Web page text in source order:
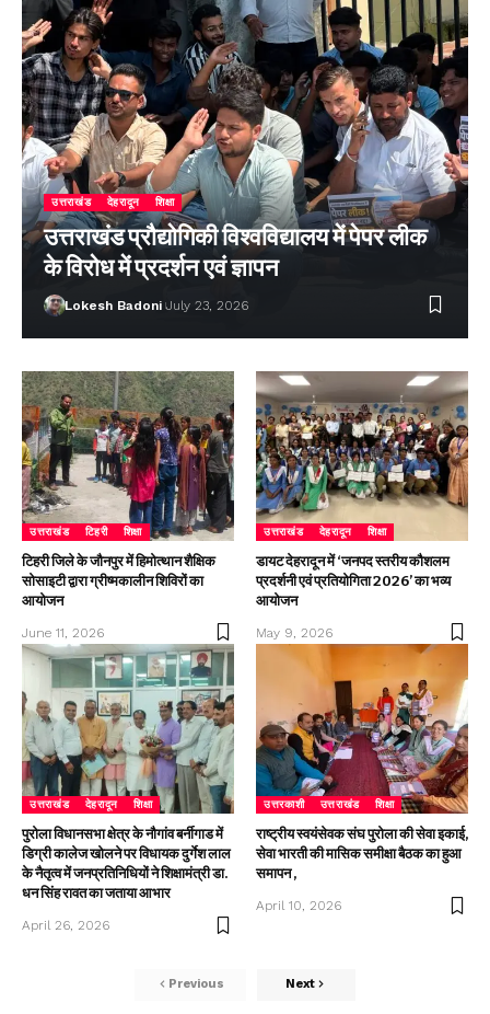
उत्तराखंड देहरादून शिक्षा
उत्तराखंड प्रौद्योगिकी विश्वविद्यालय में पेपर लीक
के विरोध में प्रदर्शन एवं ज्ञापन
Lokesh Badoni July 23, 2026
उत्तराखंड टिहरी शिक्षा
टिहरी जिले के जौनपुर में हिमोत्थान शैक्षिक
सोसाइटी द्वारा ग्रीष्मकालीन शिविरों का
आयोजन
June 11, 2026
उत्तराखंड देहरादून शिक्षा
डायट देहरादून में ‘जनपद स्तरीय कौशलम
प्रदर्शनी एवं प्रतियोगिता 2026’ का भव्य
आयोजन
May 9, 2026
उत्तराखंड देहरादून शिक्षा
पुरोला विधानसभा क्षेत्र के नौगांव बर्नीगाड में
डिग्री कालेज खोलने पर विधायक दुर्गेश लाल
के नैतृत्व में जनप्रतिनिधियों ने शिक्षामंत्री डा.
धन सिंह रावत का जताया आभार
April 26, 2026
उत्तरकाशी उत्तराखंड शिक्षा
राष्ट्रीय स्वयंसेवक संघ पुरोला की सेवा इकाई,
सेवा भारती की मासिक समीक्षा बैठक का हुआ
समापन ,
April 10, 2026
Previous Next